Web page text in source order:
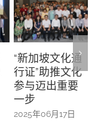
“新加坡文化通
行证”助推文化
参与迈出重要
一步
2025年06月17日